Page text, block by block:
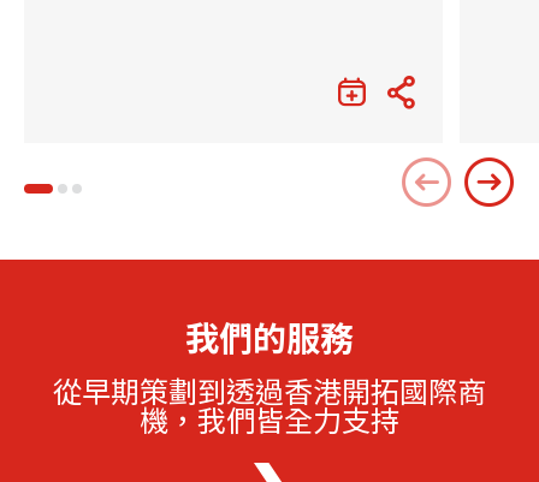
我們的服務
從早期策劃到透過香港開拓國際商
機，我們皆全力支持